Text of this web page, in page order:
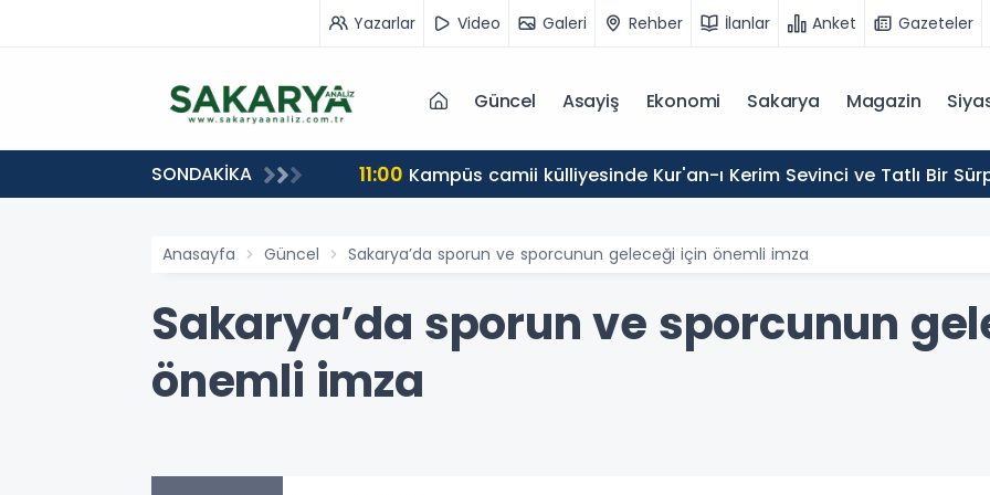
Yazarlar Video Galeri Rehber İlanlar Anket Gazeteler
Güncel Asayiş Ekonomi Sakarya Magazin
SONDAKİKA 11:00 Kampüs camii külliyesinde Kur'an-ı Kerim Sevinci ve Tatlı Bir
Anasayfa Güncel Sakarya’da sporun ve sporcunun geleceği için önemli imza
Sakarya’da sporun ve sporcunun
önemli imza